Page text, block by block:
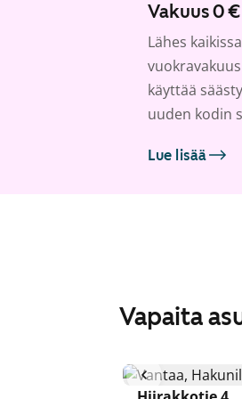
Vakuus 0 €
Lähes
käyttää
uuden kodin
Lue lisää
Vapaita